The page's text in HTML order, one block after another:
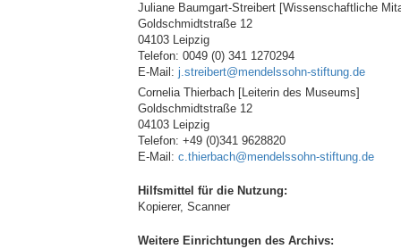
Juliane Baumgart-Streibert [Wissenschaftliche
Goldschmidtstraße 12
04103 Leipzig
Telefon: 0049 (0) 341 1270294
E-Mail: j.streibert@mendelssohn-stiftung.de
Cornelia Thierbach [Leiterin des Museums]
Goldschmidtstraße 12
04103 Leipzig
Telefon: +49 (0)341 9628820
E-Mail: c.thierbach@mendelssohn-stiftung.de
Hilfsmittel für die Nutzung:
Kopierer, Scanner
Weitere Einrichtungen des Archivs: